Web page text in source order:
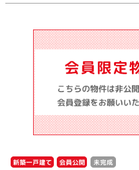
新築一戸建て 会員公開 未完成